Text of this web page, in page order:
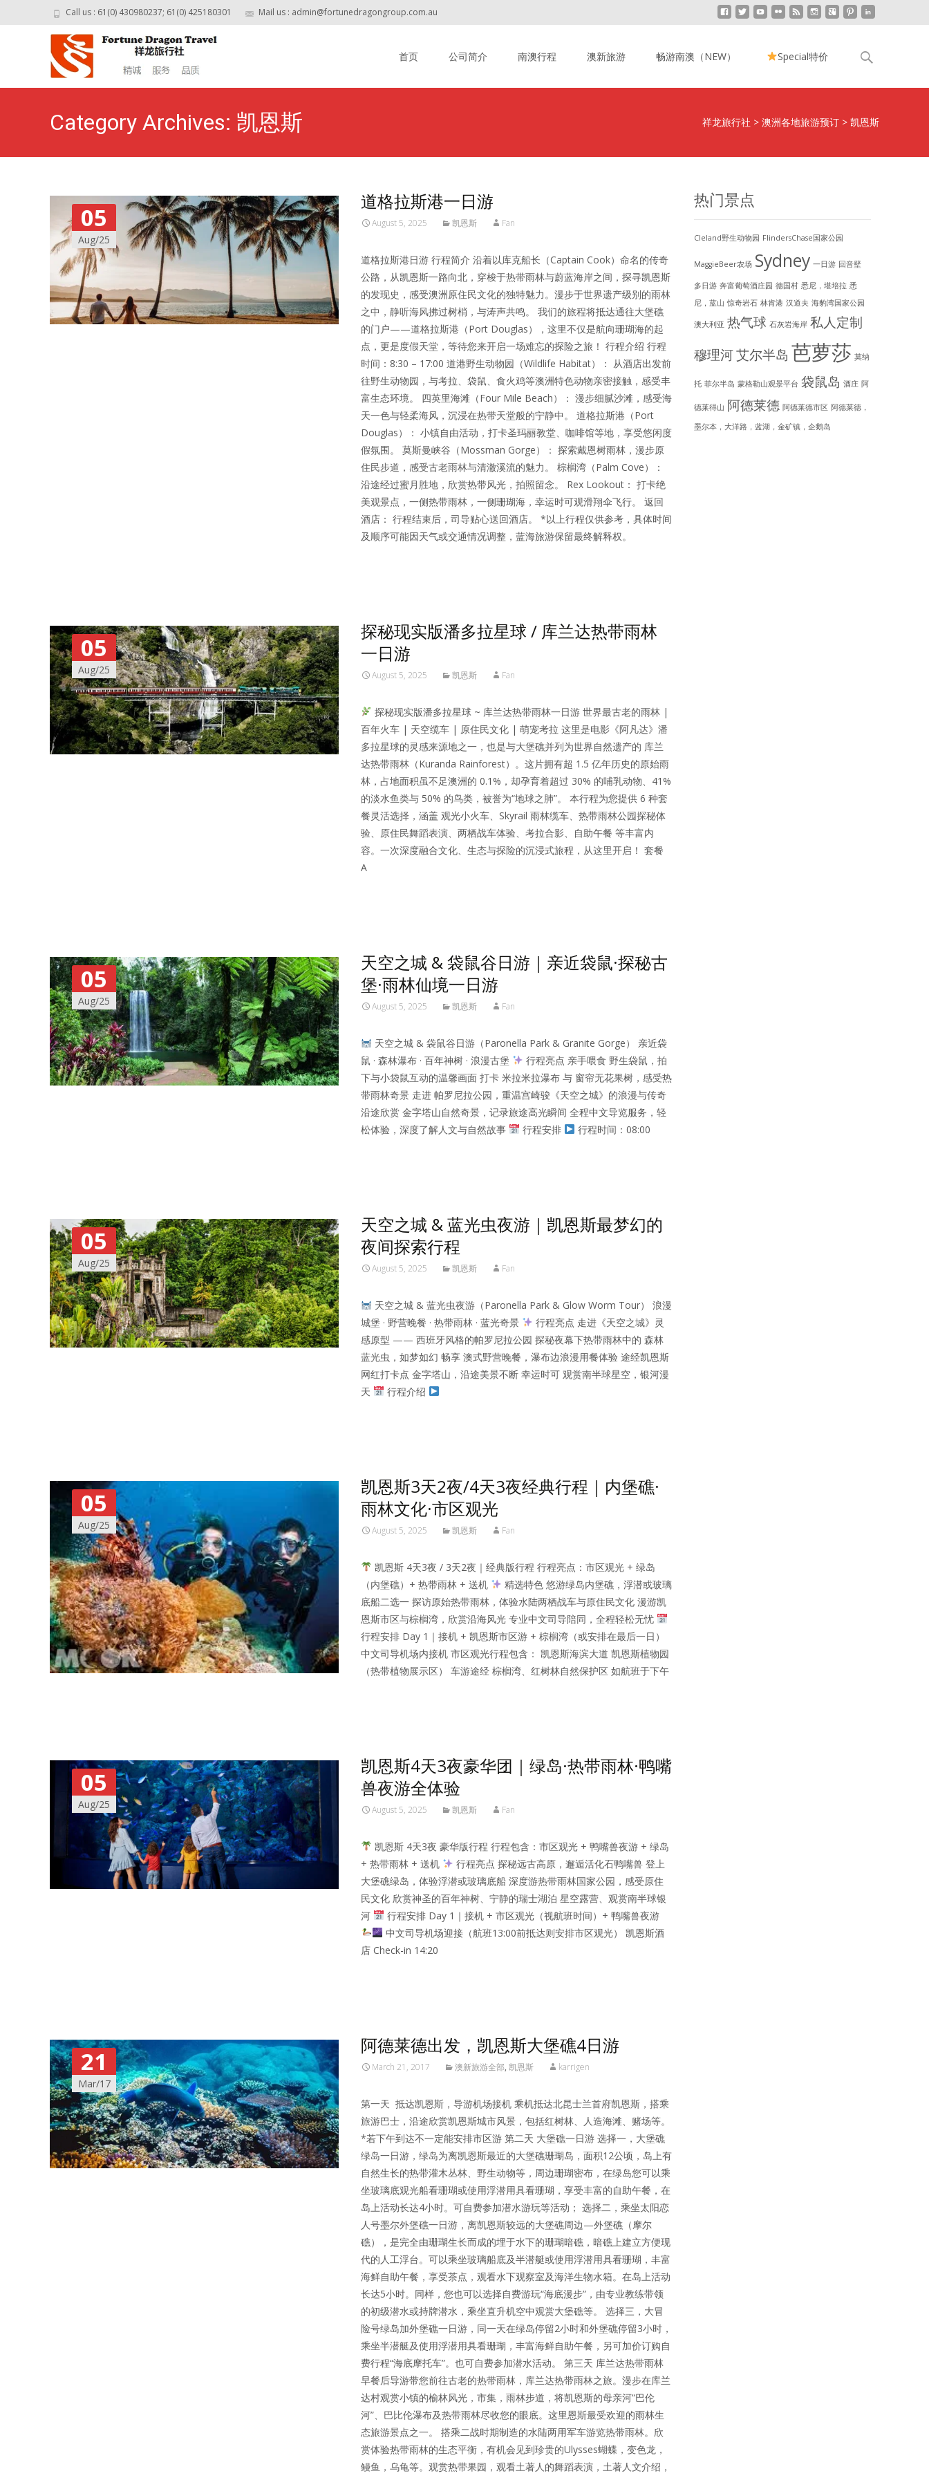
Call us : 61(0) 430980237; 61(0) 425180301 Mail us : admin@fortunedragongroup.com.au
首页
公司简介 南澳行程 澳新旅游 畅游南澳（NEW） Special特价
Search
Category Archives: 凯恩斯 祥龙旅行社 > 澳洲各地旅游预订 > 凯恩斯
05
Aug/25
道格拉斯港一日游
August 5, 2025 凯恩斯 Fan
道格拉斯港日游 行程简介 沿着以库克船长（Captain Cook）命名的传奇
公路，从凯恩斯一路向北，穿梭于热带雨林与蔚蓝海岸之间，探寻凯恩斯
的发现史，感受澳洲原住民文化的独特魅力。漫步于世界遗产级别的雨林
之中，静听海风拂过树梢，与涛声共鸣。 我们的旅程将抵达通往大堡礁
的门户——道格拉斯港（Port Douglas），这里不仅是航向珊瑚海的起
点，更是度假天堂，等待您来开启一场难忘的探险之旅！ 行程介绍 行程
时间：8:30 – 17:00 道港野生动物园（Wildlife Habitat）： 从酒店出发前
往野生动物园，与考拉、袋鼠、食火鸡等澳洲特色动物亲密接触，感受丰
富生态环境。 四英里海滩（Four Mile Beach）： 漫步细腻沙滩，感受海
天一色与轻柔海风，沉浸在热带天堂般的宁静中。 道格拉斯港（Port
Douglas）： 小镇自由活动，打卡圣玛丽教堂、咖啡馆等地，享受悠闲度
假氛围。 莫斯曼峡谷（Mossman Gorge）： 探索戴恩树雨林，漫步原
住民步道，感受古老雨林与清澈溪流的魅力。 棕榈湾（Palm Cove）：
沿途经过蜜月胜地，欣赏热带风光，拍照留念。 Rex Lookout： 打卡绝
美观景点，一侧热带雨林，一侧珊瑚海，幸运时可观滑翔伞飞行。 返回
酒店： 行程结束后，司导贴心送回酒店。 *以上行程仅供参考，具体时间
及顺序可能因天气或交通情况调整，蓝海旅游保留最终解释权。
05
Aug/25
探秘现实版潘多拉星球 / 库兰达热带雨林
一日游
August 5, 2025 凯恩斯 Fan
探秘现实版潘多拉星球 ~ 库兰达热带雨林一日游 世界最古老的雨林 |
百年火车 | 天空缆车 | 原住民文化 | 萌宠考拉 这里是电影《阿凡达》潘
多拉星球的灵感来源地之一，也是与大堡礁并列为世界自然遗产的 库兰
达热带雨林（Kuranda Rainforest）。这片拥有超 1.5 亿年历史的原始雨
林，占地面积虽不足澳洲的 0.1%，却孕育着超过 30% 的哺乳动物、41%
的淡水鱼类与 50% 的鸟类，被誉为“地球之肺”。 本行程为您提供 6 种套
餐灵活选择，涵盖 观光小火车、Skyrail 雨林缆车、热带雨林公园探秘体
验、原住民舞蹈表演、两栖战车体验、考拉合影、自助午餐 等丰富内
容。一次深度融合文化、生态与探险的沉浸式旅程，从这里开启！ 套餐
A
05
Aug/25
天空之城 & 袋鼠谷日游｜亲近袋鼠·探秘古
堡·雨林仙境一日游
August 5, 2025 凯恩斯 Fan
天空之城 & 袋鼠谷日游（Paronella Park & Granite Gorge） 亲近袋
鼠 · 森林瀑布 · 百年神树 · 浪漫古堡
行程亮点 亲手喂食 野生袋鼠，拍
下与小袋鼠互动的温馨画面 打卡 米拉米拉瀑布 与 窗帘无花果树，感受热
带雨林奇景 走进 帕罗尼拉公园，重温宫崎骏《天空之城》的浪漫与传奇
沿途欣赏 金字塔山自然奇景，记录旅途高光瞬间 全程中文导览服务，轻
松体验，深度了解人文与自然故事
行程安排
行程时间：08:00
05
Aug/25
天空之城 & 蓝光虫夜游｜凯恩斯最梦幻的
夜间探索行程
August 5, 2025 凯恩斯 Fan
天空之城 & 蓝光虫夜游（Paronella Park & Glow Worm Tour） 浪漫
城堡 · 野营晚餐 · 热带雨林 · 蓝光奇景
行程亮点 走进《天空之城》灵
感原型 —— 西班牙风格的帕罗尼拉公园 探秘夜幕下热带雨林中的 森林
蓝光虫，如梦如幻 畅享 澳式野营晚餐，瀑布边浪漫用餐体验 途经凯恩斯
网红打卡点 金字塔山，沿途美景不断 幸运时可 观赏南半球星空，银河漫
天
行程介绍
05
Aug/25
凯恩斯3天2夜/4天3夜经典行程｜内堡礁·
雨林文化·市区观光
August 5, 2025 凯恩斯 Fan
凯恩斯 4天3夜 / 3天2夜｜经典版行程 行程亮点：市区观光 + 绿岛
（内堡礁）+ 热带雨林 + 送机
精选特色 悠游绿岛内堡礁，浮潜或玻璃
底船二选一 探访原始热带雨林，体验水陆两栖战车与原住民文化 漫游凯
恩斯市区与棕榈湾，欣赏沿海风光 专业中文司导陪同，全程轻松无忧
行程安排 Day 1｜接机 + 凯恩斯市区游 + 棕榈湾（或安排在最后一日）
中文司导机场内接机 市区观光行程包含： 凯恩斯海滨大道 凯恩斯植物园
（热带植物展示区） 车游途经 棕榈湾、红树林自然保护区 如航班于下午
05
Aug/25
凯恩斯4天3夜豪华团｜绿岛·热带雨林·鸭嘴
兽夜游全体验
August 5, 2025 凯恩斯 Fan
凯恩斯 4天3夜 豪华版行程 行程包含：市区观光 + 鸭嘴兽夜游 + 绿岛
+ 热带雨林 + 送机
行程亮点 探秘远古高原，邂逅活化石鸭嘴兽 登上
大堡礁绿岛，体验浮潜或玻璃底船 深度游热带雨林国家公园，感受原住
民文化 欣赏神圣的百年神树、宁静的瑞士湖泊 星空露营、观赏南半球银
河
行程安排 Day 1｜接机 + 市区观光（视航班时间）+ 鸭嘴兽夜游
中文司导机场迎接（航班13:00前抵达则安排市区观光） 凯恩斯酒
店 Check-in 14:20
21
Mar/17
阿德莱德出发，凯恩斯大堡礁4日游
March 21, 2017 澳新旅游全部, 凯恩斯 karrigen
第一天 抵达凯恩斯，导游机场接机 乘机抵达北昆士兰首府凯恩斯，搭乘
旅游巴士，沿途欣赏凯恩斯城市风景，包括红树林、人造海滩、赌场等。
*若下午到达不一定能安排市区游 第二天 大堡礁一日游 选择一，大堡礁
绿岛一日游，绿岛为离凯恩斯最近的大堡礁珊瑚岛，面积12公顷，岛上有
自然生长的热带灌木丛林、野生动物等，周边珊瑚密布，在绿岛您可以乘
坐玻璃底观光船看珊瑚或使用浮潜用具看珊瑚，享受丰富的自助午餐，在
岛上活动长达4小时。可自费参加潜水游玩等活动； 选择二，乘坐太阳恋
人号墨尔外堡礁一日游，离凯恩斯较远的大堡礁周边—外堡礁（摩尔
礁），是完全由珊瑚生长而成的埋于水下的珊瑚暗礁，暗礁上建立方便现
代的人工浮台。可以乘坐玻璃船底及半潜艇或使用浮潜用具看珊瑚，丰富
海鲜自助午餐，享受茶点，观看水下观察室及海洋生物水箱。在岛上活动
长达5小时。同样，您也可以选择自费游玩“海底漫步”，由专业教练带领
的初级潜水或持牌潜水，乘坐直升机空中观赏大堡礁等。 选择三，大冒
险号绿岛加外堡礁一日游，同一天在绿岛停留2小时和外堡礁停留3小时，
乘坐半潜艇及使用浮潜用具看珊瑚，丰富海鲜自助午餐，另可加价订购自
费行程“海底摩托车”。也可自费参加潜水活动。 第三天 库兰达热带雨林
早餐后导游带您前往古老的热带雨林，库兰达热带雨林之旅。漫步在库兰
达村观赏小镇的榆林风光，市集，雨林步道，将凯恩斯的母亲河“巴伦
河”、巴比伦瀑布及热带雨林尽收您的眼底。这里恩斯最受欢迎的雨林生
态旅游景点之一。 搭乘二战时期制造的水陆两用军车游览热带雨林。欣
赏体验热带雨林的生态平衡，有机会见到珍贵的Ulysses蝴蝶，变色龙，
鳗鱼，乌龟等。观赏热带果园，观看土著人的舞蹈表演，土著人文介绍，
热门景点
Cleland野生动物园 FlindersChase国家公园
MaggieBeer农场 Sydney 一日游 回音壁
多日游 奔富葡萄酒庄园 德国村 悉尼，堪培拉 悉
尼，蓝山 惊奇岩石 林肯港 汉道夫 海豹湾国家公园
澳大利亚 热气球 石灰岩海岸 私人定制
穆理河艾尔半岛 芭萝莎 莫纳
托 菲尔半岛 蒙格勒山观景平台 袋鼠岛 酒庄 阿
德莱得山 阿德莱德 阿德莱德市区 阿德莱德，
墨尔本，大洋路，蓝湖，金矿镇，企鹅岛